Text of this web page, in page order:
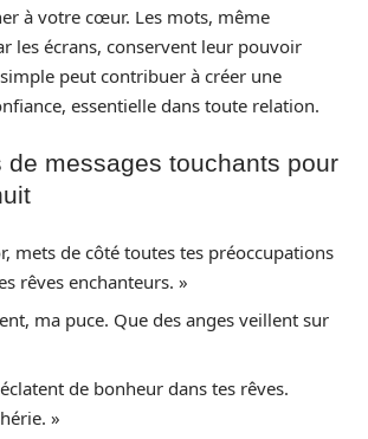
à votre cœur. Les mots, même
les écrans, conservent leur pouvoir
peut contribuer à créer une
essentielle dans toute relation.
de messages touchants pour
mets de côté toutes tes préoccupations
rêves enchanteurs. »
ma puce. Que des anges veillent sur
de bonheur dans tes rêves.
»